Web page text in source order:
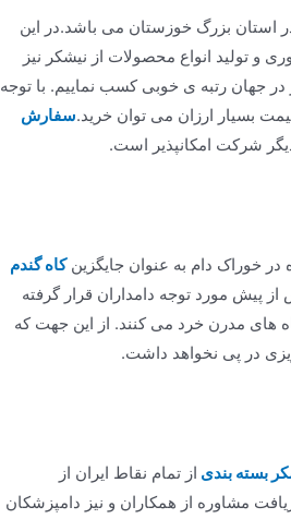
استان بزرگ خوزستان می باشد.در این
تولید انواع محصولات از نیشکر نیز
جهان رتبه ی خوبی کسب نماییم. با توجه
بسیار ارزان می توان خرید.سفارش
شرکت امکانپذیر است.
در خوراک دام به عنوان جایگزینکاه گندم
پیش مورد توجه دامداران قرار گرفته
های مدرن خرد می کنند. از این جهت که
در پی نخواهد داشت.
بسته بندی از تمام نقاط ایران از
مشاوره از همکاران و نیز دامپزشکان